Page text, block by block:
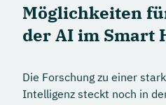
Möglichkeiten
der AI im Smart
Die Forschung zu einer
Intelligenz steckt noch in